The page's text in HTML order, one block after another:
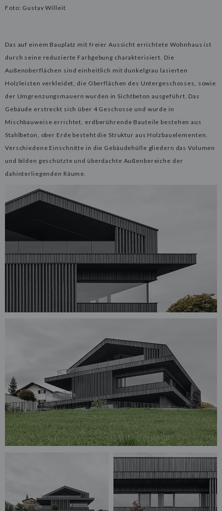
Foto: Gustav Willeit
Das auf einem Bauplatz mit freier Aussicht errichtete Wohnhaus ist
durch seine reduzierte Farbgebung charakterisiert. Die
Außenoberflächen sind einheitlich mit dunkelgrau lasierten
Holzleisten verkleidet, die Oberflächen des Untergeschosses, sowie
der Umgrenzungsmauern wurden in Sichtbeton ausgeführt. Das
Gebäude erstreckt sich über 4 Geschosse und wurde in
Mischbauweise errichtet, erdberührende Bauteile bestehen aus
Stahlbeton, ober Erde besteht die Struktur aus Holzbauelementen.
Verschiedene Einschnitte in die Gebäudehülle gliedern das Volumen
und bilden geschützte und überdachte Außenbereiche der
dahinterliegenden Räume.